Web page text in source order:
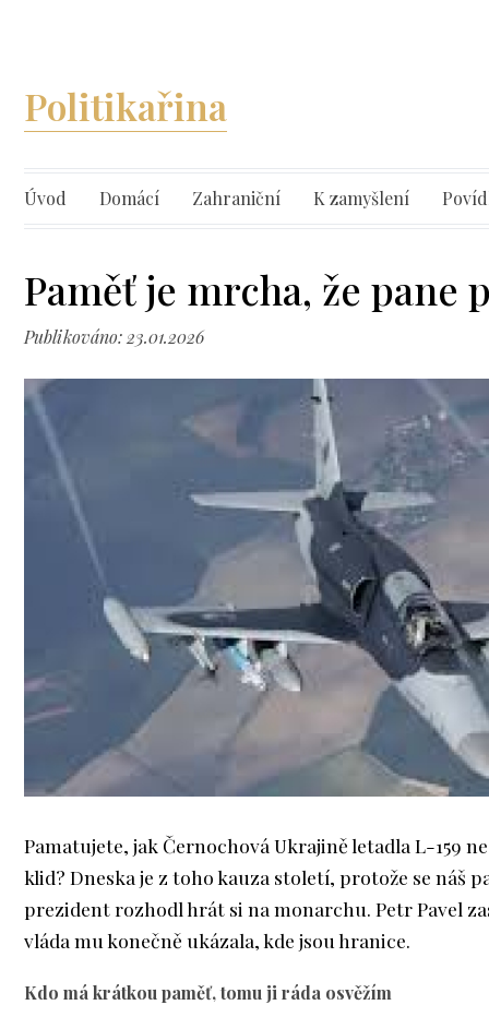
Politikařina
Úvod Domácí Zahraniční K zamyšlení
Paměť je mrcha, že pane
Publikováno: 23.01.2026
Pamatujete, jak Černochová Ukrajině letadla L-159
klid? Dneska je z toho kauza století, protože se náš
prezident rozhodl hrát si na monarchu. Petr Pavel
vláda mu konečně ukázala, kde jsou hranice.
Kdo má krátkou paměť, tomu ji ráda osvěžím